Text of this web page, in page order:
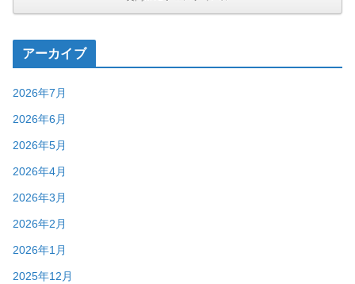
アーカイブ
2026年7月
2026年6月
2026年5月
2026年4月
2026年3月
2026年2月
2026年1月
2025年12月